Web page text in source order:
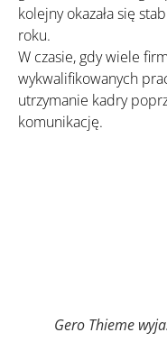
kolejny okazała się
roku.
W czasie, gdy wiele
wykwalifikowanych
utrzymanie kadry
komunikację.
Gero Thieme